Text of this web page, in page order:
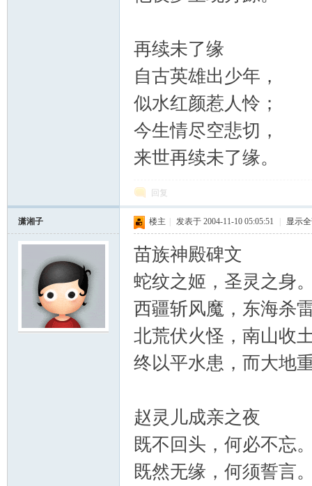
再续未了缘
自古英雄出少年，
似水红颜惹人怜；
今生情尽空悲切，
来世再续未了缘。
回复
潇湘子 楼主 发表于 2004-11-10 05:05:51 显示
苗族神殿碑文
蛇纹之姬，圣灵之身
西疆斩风魔，东海杀
北荒伏火怪，南山收
终以平水患，而大地
赵灵儿成亲之夜
既不回头，何必不忘
既然无缘，何须誓言